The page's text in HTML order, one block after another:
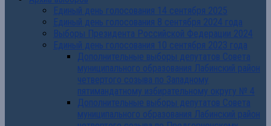
Единый день голосования 14 сентября 2025
Единый день голосования 8 сентября 2024 года
Выборы Президента Российской Федерации 2024
Единый день голосования 10 сентября 2023 года
Дополнительные выборы депутатов Совета
муниципального образования Лабинский район
четвертого созыва по Западному
пятимандатному избирательному округу № 4
Дополнительные выборы депутатов Совета
муниципального образования Лабинский район